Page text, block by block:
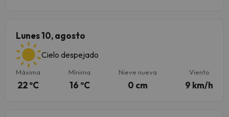
Lunes 10, agosto
Cielo despejado
Máxima
22 ºC
Mínima
16 ºC
Nieve nueva
0 cm
Viento
9 km/h